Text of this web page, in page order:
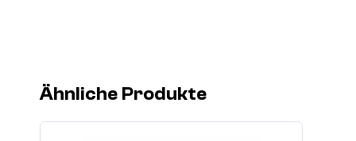
Ähnliche Produkte